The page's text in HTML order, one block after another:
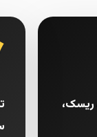
ریسک،